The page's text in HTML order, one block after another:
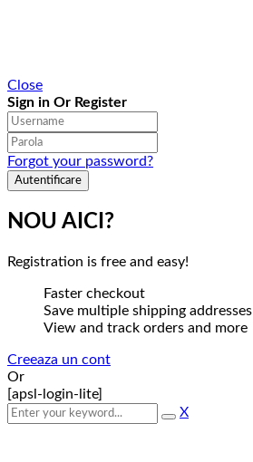
Close
Sign in Or Register
Forgot your password?
NOU AICI?
Registration is free and easy!
Faster checkout
Save multiple shipping addresses
View and track orders and more
Creeaza un cont
Or
[apsl-login-lite]
X